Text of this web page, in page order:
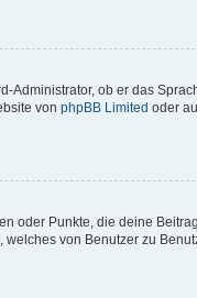
Administrator, ob er das
von phpBB Limited oder
oder Punkte, die deine
welches von Benutzer zu